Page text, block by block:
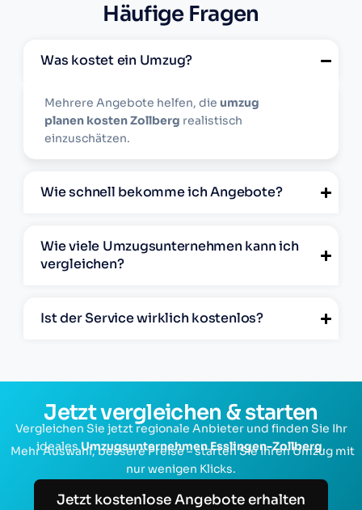
Häufige Fragen
Was kostet ein Umzug?
Mehrere Angebote helfen, dieumzug
planen kosten Zollberg realistisch
einzuschätzen.
Wie schnell bekomme ich Angebote?
Wie viele Umzugsunternehmen kann ich
vergleichen?
Ist der Service wirklich kostenlos?
Jetzt vergleichen & starten
Vergleichen Sie jetzt regionale Anbieter und finden Sie Ihr
idealesUmzugsunternehmen Esslingen-Zollberg.
Mehr Auswahl, bessere Preise – starten Sie Ihren Umzug mit
nur wenigen Klicks.
Jetzt kostenlose Angebote erhalten